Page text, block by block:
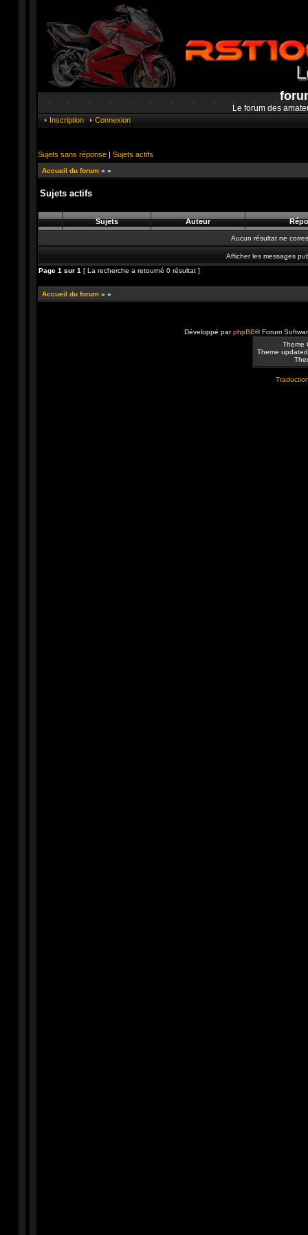
Le forum des
Inscription Connexion
Sujets sans réponse | Sujets actifs
Accueil du forum » »
Sujets actifs
Sujets Auteur
Aucun résultat ne
Afficher les messages
Page 1 sur 1 [ La recherche a retourné 0 résultat ]
Accueil du forum » »
Développé parphpBB® Forum
Theme
Theme